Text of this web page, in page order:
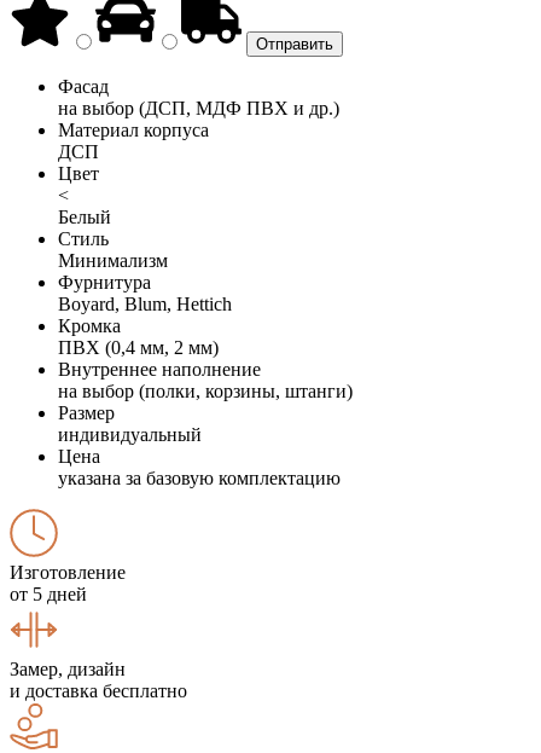
Фасад
на выбор (ДСП, МДФ ПВХ и др.)
Материал корпуса
ДСП
Цвет
<
Белый
Стиль
Минимализм
Фурнитура
Boyard, Blum, Hettich
Кромка
ПВХ (0,4 мм, 2 мм)
Внутреннее наполнение
на выбор (полки, корзины, штанги)
Размер
индивидуальный
Цена
указана за базовую комплектацию
Изготовление
от 5 дней
Замер, дизайн
и доставка бесплатно